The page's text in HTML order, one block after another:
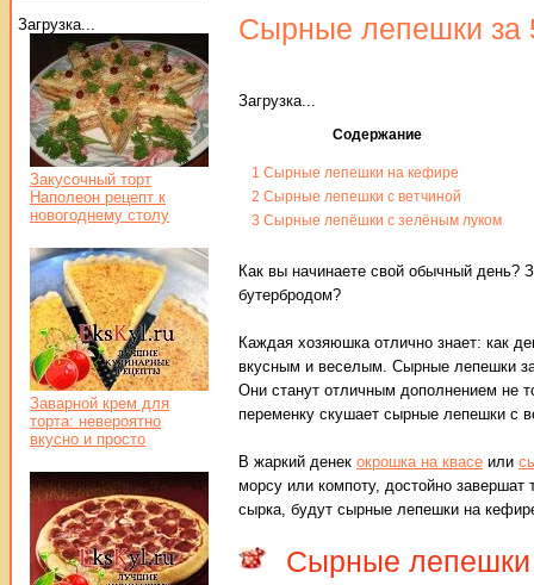
Сырные лепешки за
Загрузка...
Содержание
1 Сырные лепешки на кефире
2 Сырные лепешки с ветчиной
3 Сырные лепёшки с зелёным луком
Как вы начинаете свой обычный день?
бутербродом?
Каждая хозяюшка отлично знает: как
вкусным и веселым. Сырные лепешки
Они станут отличным дополнением не
переменку скушает сырные лепешки с
В жаркий денек окрошка на квасе или
морсу или компоту, достойно завершат
сырка, будут сырные лепешки на
Сырные
Загрузка...
Закусочный торт
Наполеон рецепт к
новогоднему столу
Заварной крем для
торта: невероятно
вкусно и просто